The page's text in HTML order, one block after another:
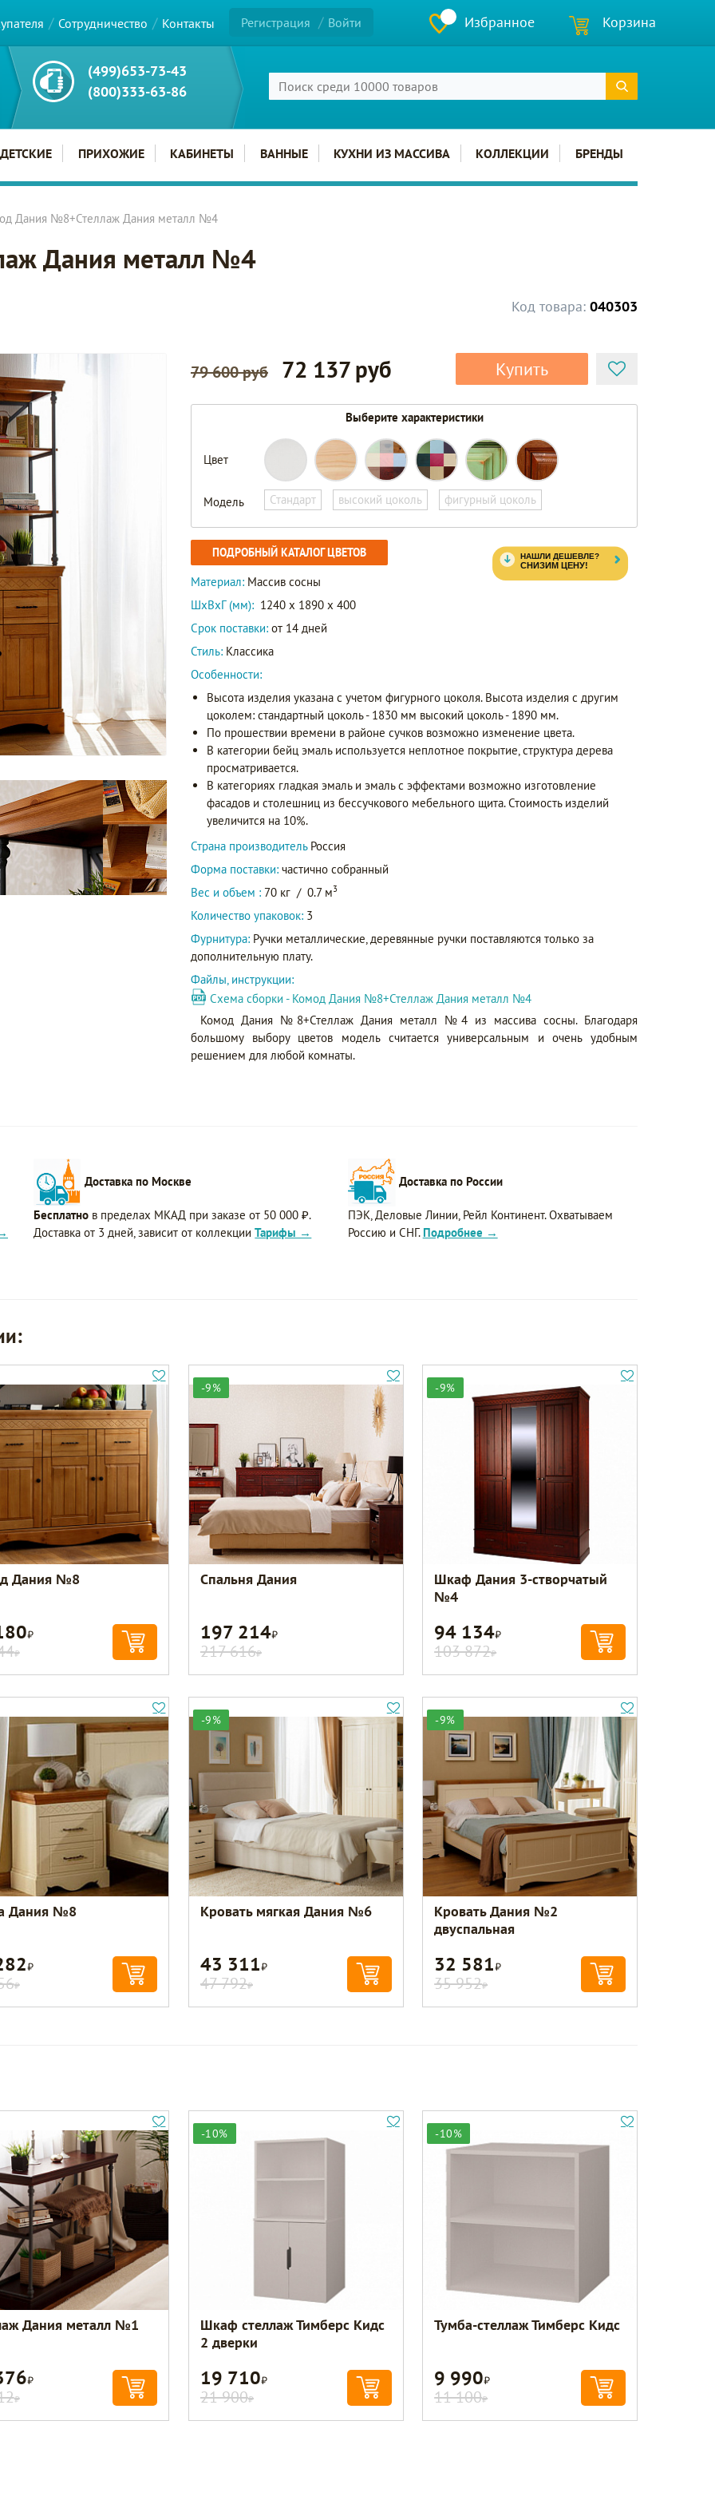
Сотрудничество Контакты Регистрация Войти Избранное Корзина
(499)653-73-43
(800)333-63-86
ДЕТСКИЕ ПРИХОЖИЕ КАБИНЕТЫ ВАННЫЕ КУХНИ ИЗ МАССИВА КОЛЛЕКЦИИ БРЕНДЫ
Дания №8+Стеллаж Дания металл №4
Дания металл №4
Код товара: 040303
79 600 руб 72 137 руб Купить
Выберите характеристики
Цвет
Модель Стандарт высокий цоколь фигурный цоколь
ПОДРОБНЫЙ КАТАЛОГ ЦВЕТОВ
Материал: Массив сосны
ШxВxГ (мм): 1240 x 1890 x 400
Срок поставки: от 14 дней
Стиль: Классика
Особенности:
Высота изделия указана с учетом фигурного цоколя. Высота изделия с другим
цоколем: стандартный цоколь - 1830 мм высокий цоколь - 1890 мм.
По прошествии времени в районе сучков возможно изменение цвета.
В категории бейц эмаль используется неплотное покрытие, структура дерева
просматривается.
В категориях гладкая эмаль и эмаль с эффектами возможно изготовление
фасадов и столешниц из бессучкового мебельного щита. Стоимость изделий
увеличится на 10%.
Страна производитель Россия
Форма поставки: частично собранный
Вес и объем : 70 кг / 0.7 м3
Количество упаковок: 3
Фурнитура: Ручки металлические, деревянные ручки поставляются только за
дополнительную плату.
Файлы, инструкции:
Схема сборки - Комод Дания №8+Стеллаж Дания металл №4
Комод Дания №8+Стеллаж Дания металл №4 из массива сосны. Благодаря
большому выбору цветов модель считается универсальным и очень удобным
решением для любой комнаты.
Доставка по Москве
Бесплатно в пределах МКАД при заказе от 50 000 ₽.
Доставка от 3 дней, зависит от коллекцииТарифы →
Доставка по России
ПЭК, Деловые Линии, Рейл Континент. Охватываем
Россию и СНГ. Подробнее →
Дания №8
Р
Р
-9%
Спальня Дания
197 214Р
217 616Р
-9%
Шкаф Дания 3-створчатый
№4
94 134Р
103 872Р
Дания №8
Р
Р
-9%
Кровать мягкая Дания №6
43 311Р
47 792Р
-9%
Кровать Дания №2
двуспальная
32 581Р
35 952Р
Дания металл №1
Р
Р
-10%
Шкаф стеллаж Тимберс Кидс
2 дверки
19 710Р
21 900Р
-10%
Тумба-стеллаж Тимберс Кидс
9 990Р
11 100Р